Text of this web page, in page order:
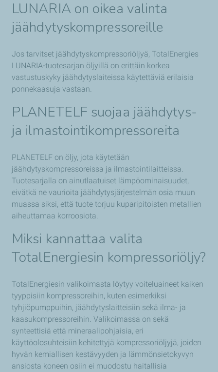
LUNARIA on oikea valinta
jäähdytyskompressoreille
Jos tarvitset jäähdytyskompressoriöljyä, TotalEnergies
LUNARIA-tuotesarjan öljyillä on erittäin korkea
vastustuskyky jäähdytyslaiteissa käytettäviä erilaisia
ponnekaasuja vastaan.
PLANETELF suojaa jäähdytys-
ja ilmastointikompressoreita
PLANETELF on öljy, jota käytetään
jäähdytyskompressoreissa ja ilmastointilaitteissa.
Tuotesarjalla on ainutlaatuiset lämpöominaisuudet,
eivätkä ne vaurioita jäähdytysjärjestelmän osia muun
muassa siksi, että tuote torjuu kuparipitoisten metallien
aiheuttamaa korroosiota.
Miksi kannattaa valita
TotalEnergiesin kompressoriöljy?
TotalEnergiesin valikoimasta löytyy voiteluaineet kaiken
tyyppisiin kompressoreihin, kuten esimerkiksi
tyhjiöpumppuihin, jäähdytyslaitteisiin sekä ilma- ja
kaasukompressoreihin. Valikoimassa on sekä
synteettisiä että mineraalipohjaisia, eri
käyttöolosuhteisiin kehitettyjä kompressoriöljyjä, joiden
hyvän kemiallisen kestävyyden ja lämmönsietokyvyn
ansiosta koneen osiin ei muodostu haitallisia